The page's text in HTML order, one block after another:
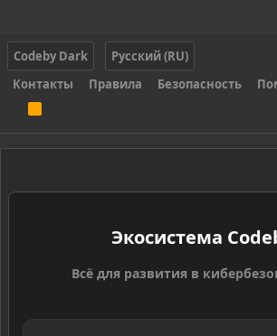
Codeby Dark
Русский (RU)
Контакты
Правила Безопасность
S
Экосистема
Всё для развития в